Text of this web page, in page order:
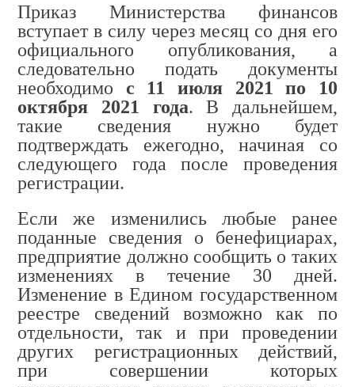
Приказ Министерства финансов
вступает в силу через месяц со дня его
официального опубликования, а
следовательно подать документы
необходимо с 11 июля 2021 по 10
октября 2021 года. В дальнейшем,
такие сведения нужно будет
подтверждать ежегодно, начиная со
следующего года после проведения
регистрации.
Если же изменились любые ранее
поданные сведения о бенефициарах,
предприятие должно сообщить о таких
изменениях в течение 30 дней.
Изменение в Едином государственном
реестре сведений возможно как по
отдельности, так и при проведении
других регистрационных действий,
при совершении которых